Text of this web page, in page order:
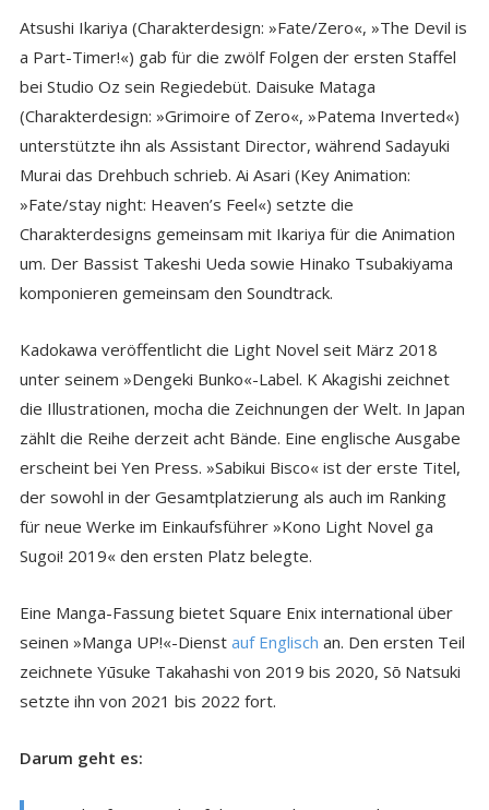
Atsushi Ikariya (Charakterdesign: »Fate/Zero«, »The Devil is
a Part-Timer!«) gab für die zwölf Folgen der ersten Staffel
bei Studio Oz sein Regiedebüt. Daisuke Mataga
(Charakterdesign: »Grimoire of Zero«, »Patema Inverted«)
unterstützte ihn als Assistant Director, während Sadayuki
Murai das Drehbuch schrieb. Ai Asari (Key Animation:
»Fate/stay night: Heaven’s Feel«) setzte die
Charakterdesigns gemeinsam mit Ikariya für die Animation
um. Der Bassist Takeshi Ueda sowie Hinako Tsubakiyama
komponieren gemeinsam den Soundtrack.
Kadokawa veröffentlicht die Light Novel seit März 2018
unter seinem »Dengeki Bunko«-Label. K Akagishi zeichnet
die Illustrationen, mocha die Zeichnungen der Welt. In Japan
zählt die Reihe derzeit acht Bände. Eine englische Ausgabe
erscheint bei Yen Press. »Sabikui Bisco« ist der erste Titel,
der sowohl in der Gesamtplatzierung als auch im Ranking
für neue Werke im Einkaufsführer »Kono Light Novel ga
Sugoi! 2019« den ersten Platz belegte.
Eine Manga-Fassung bietet Square Enix international über
seinen »Manga UP!«-Dienst auf Englisch an. Den ersten Teil
zeichnete Yūsuke Takahashi von 2019 bis 2020, Sо̄ Natsuki
setzte ihn von 2021 bis 2022 fort.
Darum geht es: